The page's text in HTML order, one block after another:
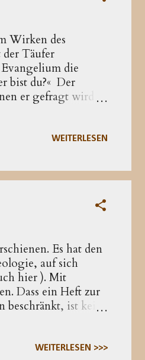
Wirken des
Täufer
die
bist du?« Der
er ge­fragt wird –
den Täufer
WEITERLESEN
Es hat den
auf sich
hier ). Mit
Dass ein Heft zur
beschränkt, ist kein
WEITERLESEN >>>